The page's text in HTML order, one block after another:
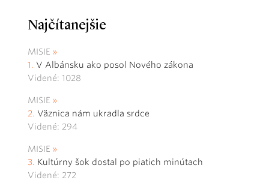
Najčítanejšie
MISIE
V Albánsku ako posol Nového zákona
Videné: 1028
MISIE
Väznica nám ukradla srdce
Videné: 294
MISIE
Kultúrny šok dostal po piatich minútach
Videné: 272